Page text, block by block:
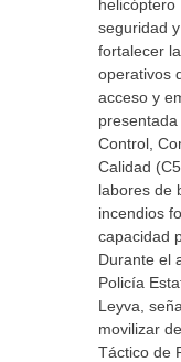
helicóptero
seguridad
fortalecer
operativos
acceso y
presentada
Control,
Calidad
labores de
incendios
capacidad
Durante el
Policía
Leyva,
movilizar
Táctico de